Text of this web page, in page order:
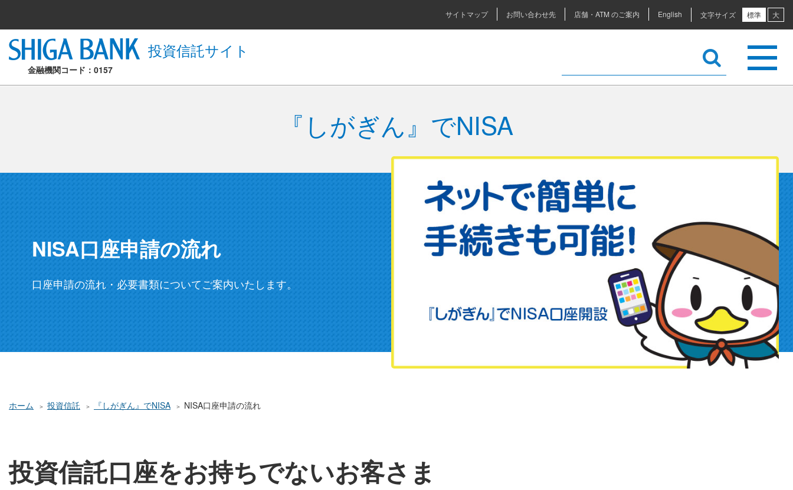
サイトマップ お問い合わせ先 店舗・ATM のご案内 English 文字サイズ 標準 大
投資信託サイト
金融機関コード：0157
『しがぎん』でNISA
NISA口座申請の流れ
口座申請の流れ・必要書類についてご案内いたします。
ホーム 投資信託 『しがぎん』でNISA NISA口座申請の流れ
投資信託口座をお持ちでないお客さま